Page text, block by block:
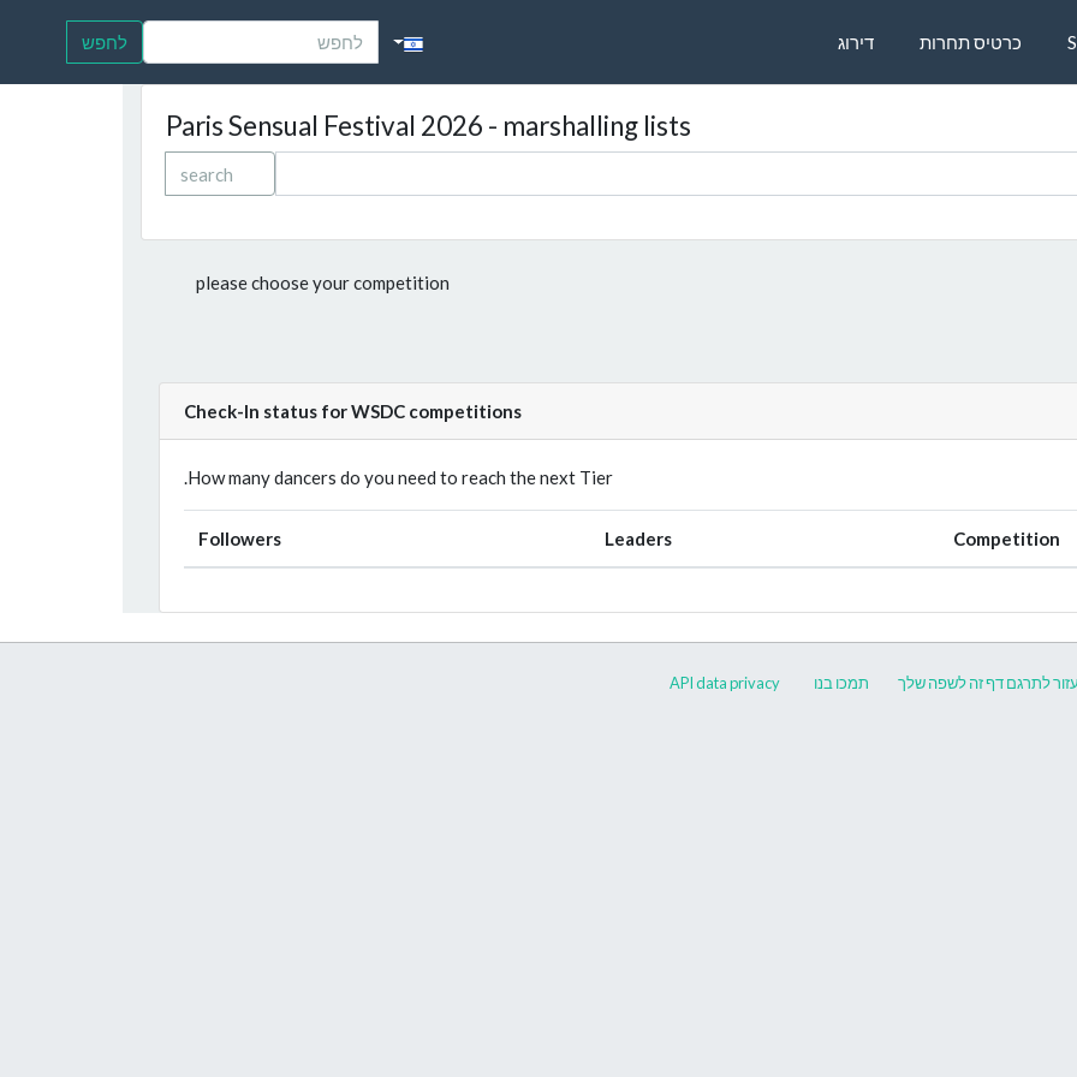
כרטיס תחרות דירוג לחפש
Paris Sensual Festival 2026 - marshalling lists
please choose your competition
Check-In status for WSDC competitions
Competition
Leaders
Followers
לתרגם דף זה לשפה שלך תמכו בנו data privacy